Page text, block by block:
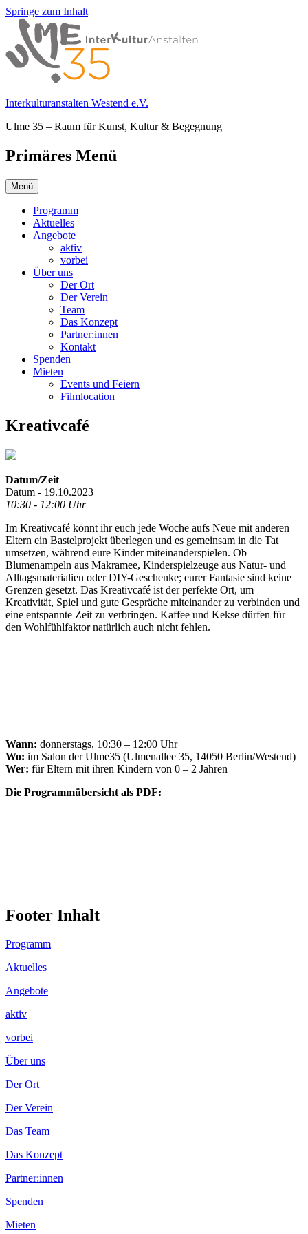
Springe zum Inhalt
Interkulturanstalten Westend e.V.
Ulme 35 – Raum für Kunst, Kultur & Begegnung
Primäres Menü
Menü
Programm
Aktuelles
Angebote
aktiv
vorbei
Über uns
Der Ort
Der Verein
Team
Das Konzept
Partner:innen
Kontakt
Spenden
Mieten
Events und Feiern
Filmlocation
Kreativcafé
Datum/Zeit
Datum - 19.10.2023
10:30 - 12:00 Uhr
Im Kreativcafé könnt ihr euch jede Woche aufs Neue mit anderen
Eltern ein Bastelprojekt überlegen und es gemeinsam in die Tat
umsetzen, während eure Kinder miteinanderspielen. Ob
Blumenampeln aus Makramee, Kinderspielzeuge aus Natur- und
Alltagsmaterialien oder DIY-Geschenke; eurer Fantasie sind keine
Grenzen gesetzt. Das Kreativcafé ist der perfekte Ort, um
Kreativität, Spiel und gute Gespräche miteinander zu verbinden und
eine entspannte Zeit zu verbringen. Kaffee und Kekse dürfen für
den Wohlfühlfaktor natürlich auch nicht fehlen.
Wann: donnerstags, 10:30 – 12:00 Uhr
Wo: im Salon der Ulme35 (Ulmenallee 35, 14050 Berlin/Westend)
Wer: für Eltern mit ihren Kindern von 0 – 2 Jahren
Die Programmübersicht als PDF:
Footer Inhalt
Programm
Aktuelles
Angebote
aktiv
vorbei
Über uns
Der Ort
Der Verein
Das Team
Das Konzept
Partner:innen
Spenden
Mieten